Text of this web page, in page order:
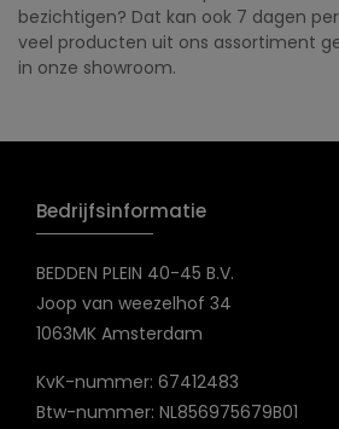
bezichtigen? Dat kan ook 7 dagen
veel producten uit ons assortiment
in onze showroom.
Bedrijfsinformatie
BEDDEN PLEIN 40-45 B.V.
Joop van weezelhof 34
1063MK Amsterdam
KvK-nummer: 67412483
Btw-nummer: NL856975679B01